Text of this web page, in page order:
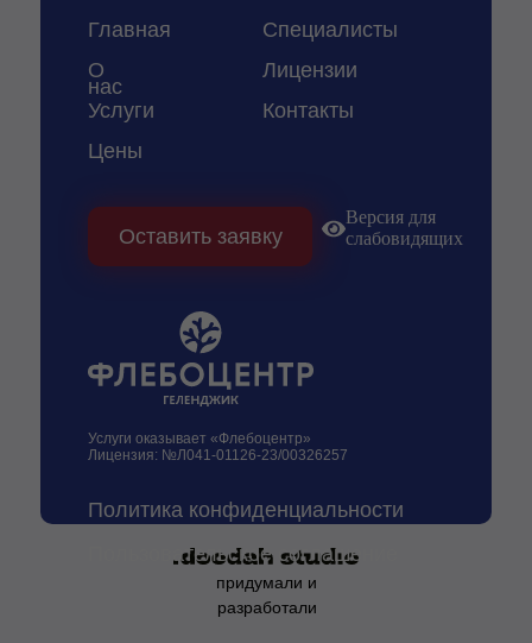
придумали и
разработали
Услуги оказывает «Флебоцентр»
Лицензия: №Л041-01126-23/00326257
Главная
Специалисты
О
нас
Лицензии
Услуги
Цены
Пользовательское соглашение
Политика конфиденциальности
Контакты
Оставить заявку
Версия для
слабовидящих